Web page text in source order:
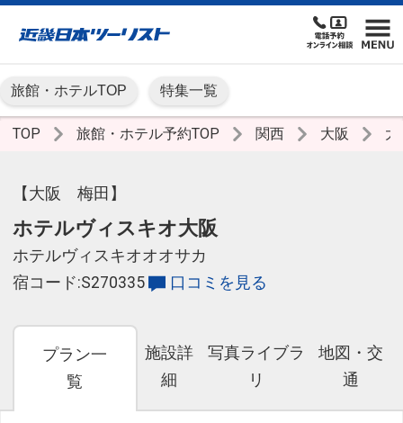
旅館・ホテルTOP 特集一覧
TOP 旅館・ホテル予約TOP 関西 大阪
【大阪 梅田】
ホテルヴィスキオ大阪
ホテルヴィスキオオオサカ
宿コード:S270335
口コミを見る
プラン一
覧
施設詳
細
写真ライブラ
リ
地図・交
通